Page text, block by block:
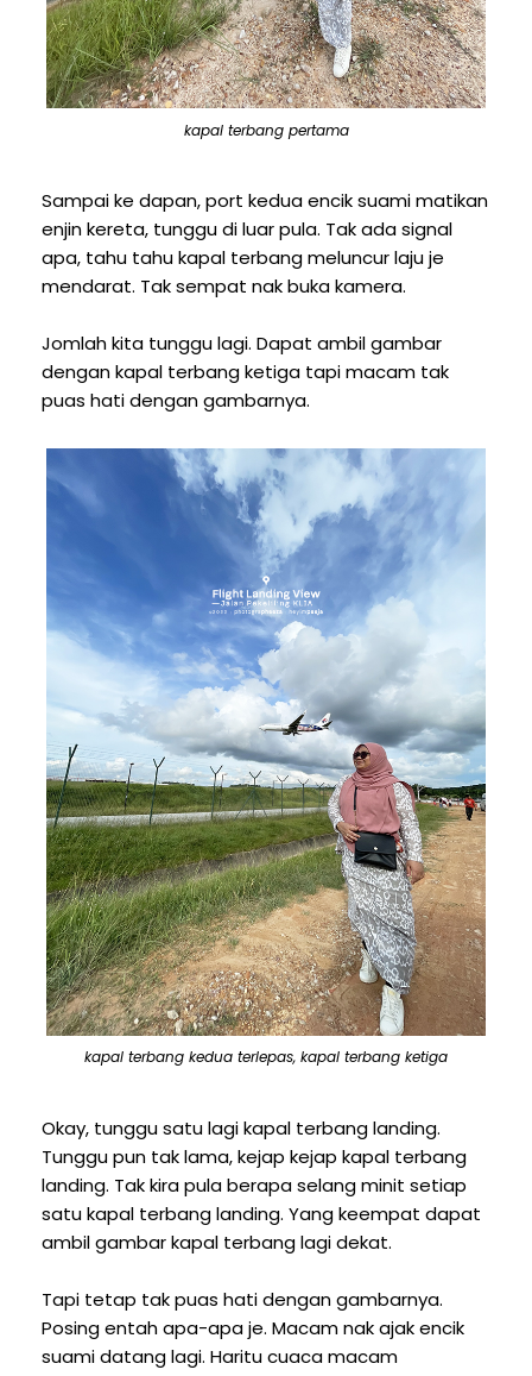
kapal terbang pertama
Sampai ke dapan, port kedua encik suami matikan
enjin kereta, tunggu di luar pula. Tak ada signal
apa, tahu tahu kapal terbang meluncur laju je
mendarat. Tak sempat nak buka kamera.
Jomlah kita tunggu lagi. Dapat ambil gambar
dengan kapal terbang ketiga tapi macam tak
puas hati dengan gambarnya.
kapal terbang kedua terlepas, kapal terbang ketiga
Okay, tunggu satu lagi kapal terbang landing.
Tunggu pun tak lama, kejap kejap kapal terbang
landing. Tak kira pula berapa selang minit setiap
satu kapal terbang landing. Yang keempat dapat
ambil gambar kapal terbang lagi dekat.
Tapi tetap tak puas hati dengan gambarnya.
Posing entah apa-apa je. Macam nak ajak encik
suami datang lagi. Haritu cuaca macam